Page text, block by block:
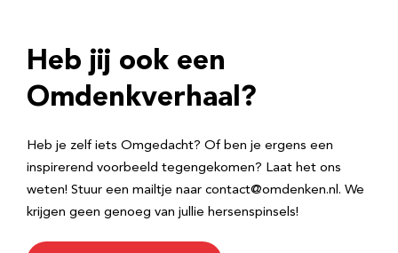
r
e
Heb jij ook een
Omdenkverhaal?
Heb je zelf iets Omgedacht? Of ben je ergens een
inspirerend voorbeeld tegengekomen? Laat het ons
weten! Stuur een mailtje naar contact@omdenken.nl. We
krijgen geen genoeg van jullie hersenspinsels!